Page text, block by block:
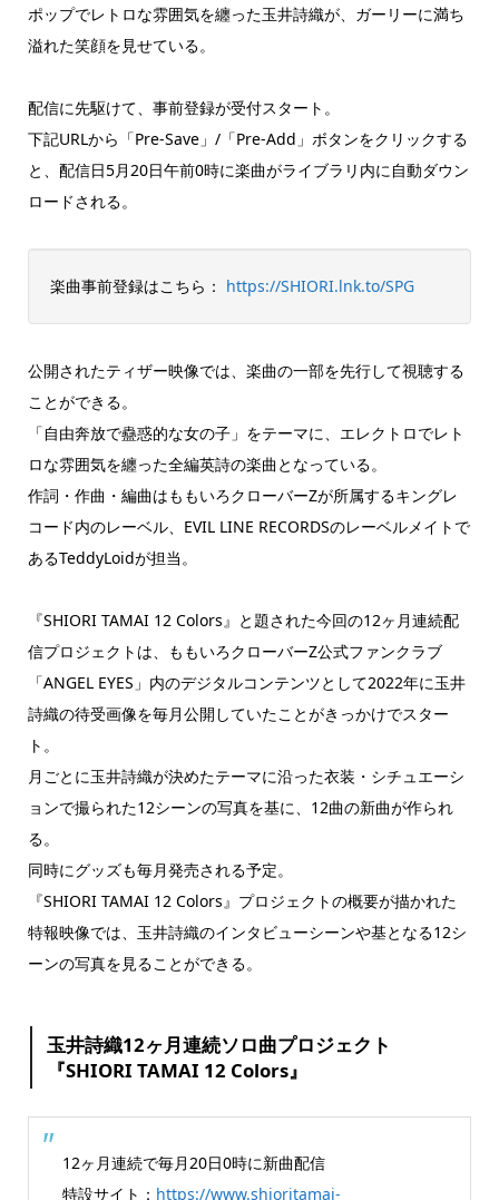
ポップでレトロな雰囲気を纏った玉井詩織が、ガーリーに満ち
溢れた笑顔を見せている。
配信に先駆けて、事前登録が受付スタート。
下記URLから「Pre-Save」/「Pre-Add」ボタンをクリックする
と、配信日5月20日午前0時に楽曲がライブラリ内に自動ダウン
ロードされる。
楽曲事前登録はこちら： https://SHIORI.lnk.to/SPG
公開されたティザー映像では、楽曲の一部を先行して視聴する
ことができる。
「自由奔放で蠱惑的な女の子」をテーマに、エレクトロでレト
ロな雰囲気を纏った全編英詩の楽曲となっている。
作詞・作曲・編曲はももいろクローバーZが所属するキングレ
コード内のレーベル、EVIL LINE RECORDSのレーベルメイトで
あるTeddyLoidが担当。
『SHIORI TAMAI 12 Colors』と題された今回の12ヶ月連続配
信プロジェクトは、ももいろクローバーZ公式ファンクラブ
「ANGEL EYES」内のデジタルコンテンツとして2022年に玉井
詩織の待受画像を毎月公開していたことがきっかけでスター
ト。
月ごとに玉井詩織が決めたテーマに沿った衣装・シチュエーシ
ョンで撮られた12シーンの写真を基に、12曲の新曲が作られ
る。
同時にグッズも毎月発売される予定。
『SHIORI TAMAI 12 Colors』プロジェクトの概要が描かれた
特報映像では、玉井詩織のインタビューシーンや基となる12シ
ーンの写真を見ることができる。
玉井詩織12ヶ月連続ソロ曲プロジェクト
『SHIORI TAMAI 12 Colors』
12ヶ月連続で毎月20日0時に新曲配信
特設サイト： https://www.shioritamai-